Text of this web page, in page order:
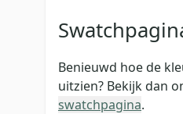
Benieuwd hoe de
uitzien? Bekijk dan
swatchpagina.